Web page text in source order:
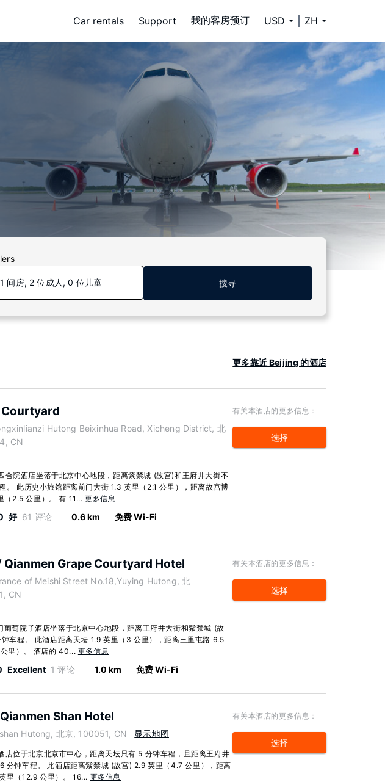
Car rentals Support 我的客房预订 USD ZH
1 间房, 2 位成人, 0 位儿童 搜寻
更多靠近 Beijing 的酒店
Courtyard
Hutong Beixinhua Road, Xicheng District, 北
CN
合院酒店坐落于北京中心地段，距离紫禁城 (故宫)和王府井大街不
。 此历史小旅馆距离前门大街 1.3 英里（2.1 公里），距离故宫博
（2.5 公里）。 有 11...更多信息
好 61 评论 0.6 km 免费 Wi-Fi
有关本酒店的更多信息：
选择
Qianmen Grape Courtyard Hotel
of Meishi Street No.18,Yuying Hutong, 北
CN
葡萄院子酒店坐落于北京中心地段，距离王府井大街和紫禁城 (故
车程。 此酒店距离天坛 1.9 英里（3 公里），距离三里屯路 6.5
里）。 酒店的 40... 更多信息
Excellent 1 评论 1.0 km 免费 Wi-Fi
有关本酒店的更多信息：
选择
Shan Hotel
Hutong, 北京, 100051, CN 显示地图
店位于北京北京市中心，距离天坛只有 5 分钟车程，且距离王府井
分钟车程。 此酒店距离紫禁城 (故宫) 2.9 英里（4.7 公里），距离
里（12.9 公里）。 16... 更多信息
有关本酒店的更多信息：
选择